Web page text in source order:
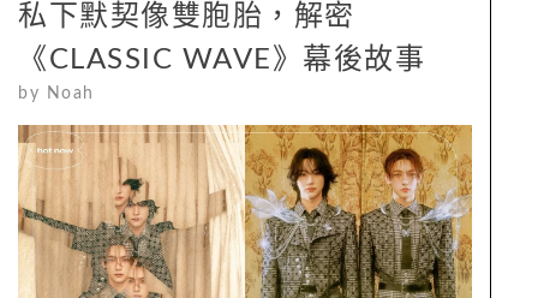
私下默契像雙胞胎，解密
《CLASSIC WAVE》幕後故事
by Noah